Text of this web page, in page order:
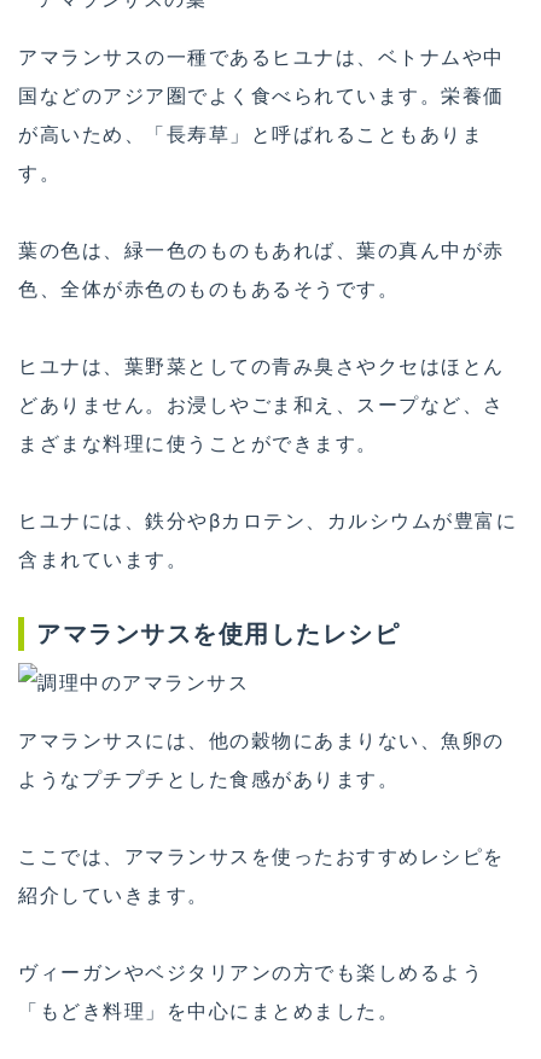
アマランサスの一種であるヒユナは、ベトナムや中
国などのアジア圏でよく食べられています。栄養価
が高いため、「長寿草」と呼ばれることもありま
す。
葉の色は、緑一色のものもあれば、葉の真ん中が赤
色、全体が赤色のものもあるそうです。
ヒユナは、葉野菜としての青み臭さやクセはほとん
どありません。お浸しやごま和え、スープなど、さ
まざまな料理に使うことができます。
ヒユナには、鉄分やβカロテン、カルシウムが豊富に
含まれています。
アマランサスを使用したレシピ
アマランサスには、他の穀物にあまりない、魚卵の
ようなプチプチとした食感があります。
ここでは、アマランサスを使ったおすすめレシピを
紹介していきます。
ヴィーガンやベジタリアンの方でも楽しめるよう
「もどき料理」を中心にまとめました。